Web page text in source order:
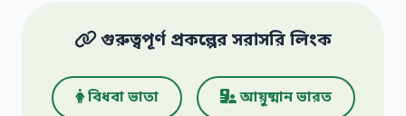
গুরুত্বপূর্ণ প্রকল্পের সরাসরি লিংক
বিধবা ভাতা আয়ুষ্মান ভারত